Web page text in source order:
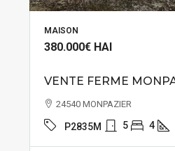
MAISON
380.000€ HAI
VENTE FERME
24540 MONPAZIER
P2835M 5 4